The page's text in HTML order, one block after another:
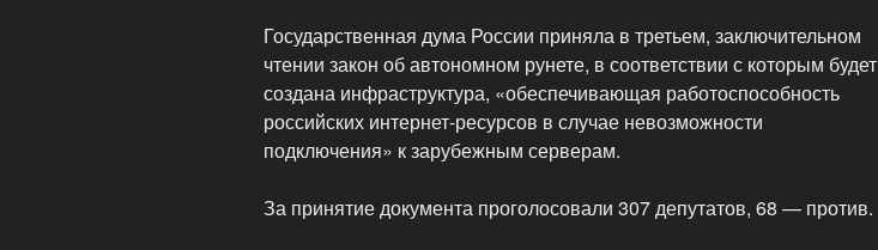
Государственная дума России приняла в третьем, заключительном
чтении закон об автономном рунете, в соответствии с которым будет
создана инфраструктура, «обеспечивающая работоспособность
российских интернет-ресурсов в случае невозможности
подключения» к зарубежным серверам.
За принятие документа проголосовали 307 депутатов, 68 — против.